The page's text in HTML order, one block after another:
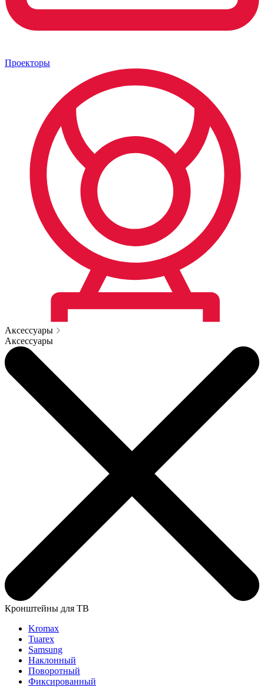
Проекторы
Аксессуары
Аксессуары
Кронштейны для ТВ
Kromax
Tuarex
Samsung
Наклонный
Поворотный
Фиксированный